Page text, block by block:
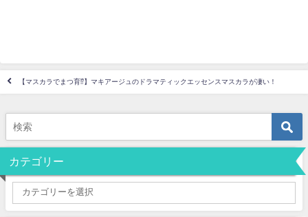
【マスカラでまつ育⁉】マキアージュのドラマティックエッセンスマスカラが凄い！
カテゴリー